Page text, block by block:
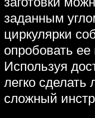
заданным
циркулярки
опробовать
Используя
легко
сложный